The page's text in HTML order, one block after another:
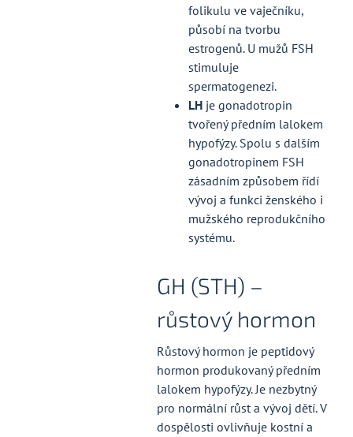
folikulu ve vaječníku,
působí na tvorbu
estrogenů. U mužů FSH
stimuluje
spermatogenezi.
LH je gonadotropin
tvořený předním lalokem
hypofýzy. Spolu s dalším
gonadotropinem FSH
zásadním způsobem řídí
vývoj a funkci ženského i
mužského reprodukčního
systému.
GH (STH) –
růstový hormon
Růstový hormon je peptidový
hormon produkovaný předním
lalokem hypofýzy. Je nezbytný
pro normální růst a vývoj dětí. V
dospělosti ovlivňuje kostní a